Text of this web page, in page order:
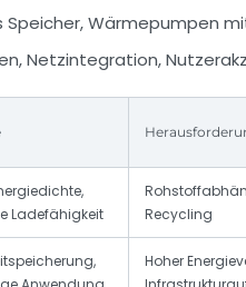
Speicher, Wärmepumpen
Netzintegration,
Ladefähigkeit
Recycling
Hoher